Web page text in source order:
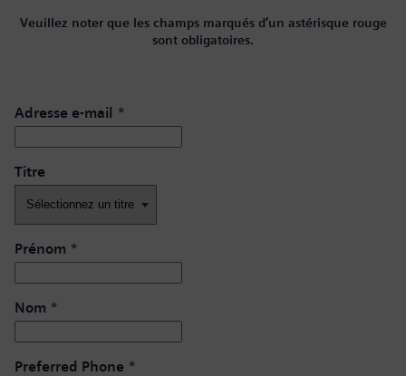
Veuillez noter que les champs marqués d’un astérisque rouge
sont obligatoires.
Adresse e-mail *
Titre
Prénom *
Nom *
Preferred Phone *